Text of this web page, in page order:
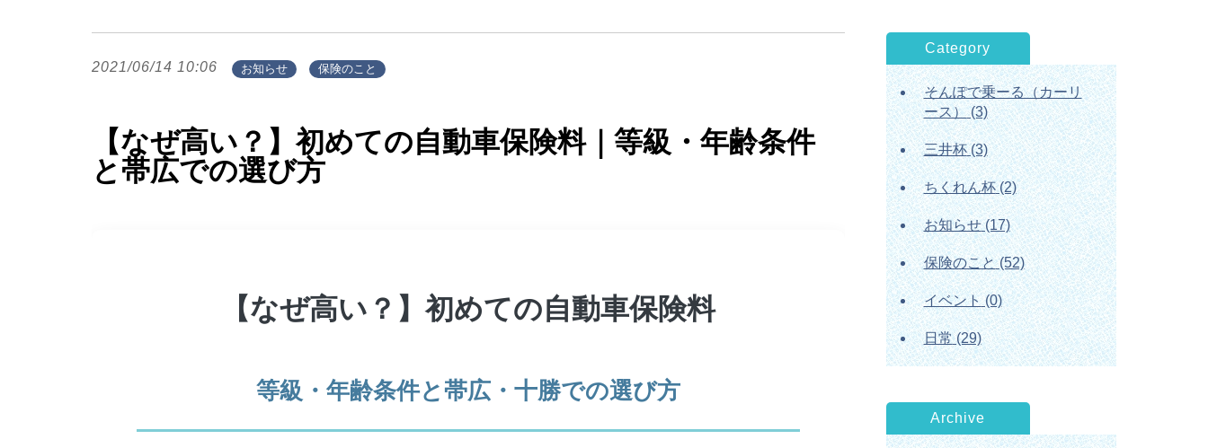
2021/06/14 10:06 お知らせ 保険のこと
【なぜ高い？】初めての自動車保険料｜等級・年齢条件
と帯広での選び方
【なぜ高い？】初めての自動車保険料
等級・年齢条件と帯広・十勝での選び方
Category
そんぽで乗ーる（カーリ
ース）(3)
三井杯(3)
ちくれん杯(2)
お知らせ(17)
保険のこと(52)
イベント (0)
日常(29)
Archive